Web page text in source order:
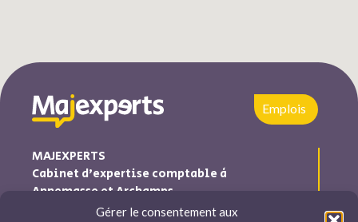
Gérer le consentement aux
Emplois
MAJEXPERTS
Cabinet d’expertise comptable à
Annemasse et Archamps
Majexperts est inscrite au tableau de l’ordre des experts